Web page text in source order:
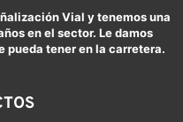
Vial y tenemos una
en el sector. Le damos
pueda tener en la carretera.